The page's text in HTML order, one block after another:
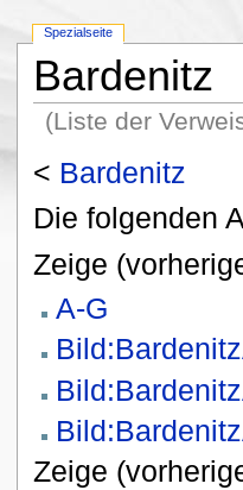
Bardenitz
(Liste der
< Bardenitz
Die folgenden
Zeige
A-G
Zeige
Spezialseite